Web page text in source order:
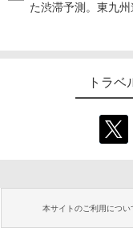
た渋滞予測。東九
トラベ
本サイトのご利用につい